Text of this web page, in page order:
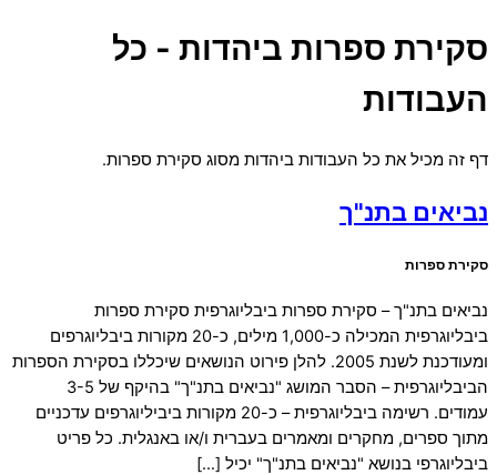
Menu
סקירת ספרות ביהדות - כל
העבודות
דף זה מכיל את כל העבודות ביהדות מסוג סקירת ספרות.
נביאים בתנ"ך
סקירת ספרות
נביאים בתנ"ך – סקירת ספרות ביבליוגרפית סקירת ספרות
ביבליוגרפית המכילה כ-1,000 מילים, כ-20 מקורות ביבליוגרפים
ומעודכנת לשנת 2005. להלן פירוט הנושאים שיכללו בסקירת הספרות
הביבליוגרפית – הסבר המושג "נביאים בתנ"ך" בהיקף של 3-5
עמודים. רשימה ביבליוגרפית – כ-20 מקורות ביביליוגרפים עדכניים
מתוך ספרים, מחקרים ומאמרים בעברית ו/או באנגלית. כל פריט
ביבליוגרפי בנושא "נביאים בתנ"ך" יכיל […]